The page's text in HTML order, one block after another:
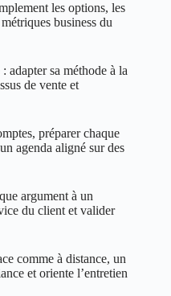
les options, les
business du
: adapter sa méthode à la
de vente et
préparer chaque
agenda aligné sur des
argument à un
du client et valider
comme à distance, un
et oriente l’entretien